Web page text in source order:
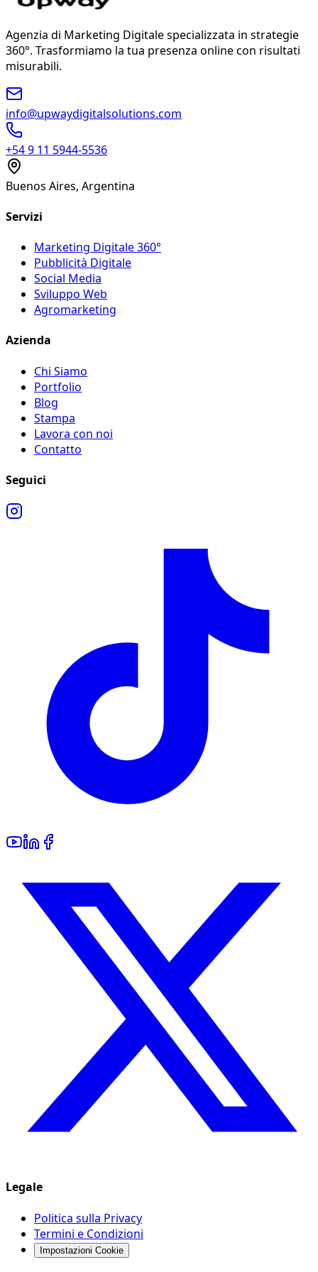
Vogliamo che resti con noi perché vedi risultati.
richieste, vendite, posizionamento e altro. Inoltre, ti
spieghiamo cosa è stato fatto, cosa sta funzionando
meglio e cosa aggiusteremo per continuare a
migliorare.
Agenzia di Marketing Digitale specializzata in strategie
360°. Trasformiamo la tua presenza online con risultati
misurabili.
info@upwaydigitalsolutions.com
+54 9 11 5944-5536
Buenos Aires, Argentina
Servizi
Marketing Digitale 360°
Pubblicità Digitale
Social Media
Sviluppo Web
Agromarketing
Azienda
Chi Siamo
Portfolio
Blog
Stampa
Lavora con noi
Contatto
Seguici
Legale
Politica sulla Privacy
Termini e Condizioni
Impostazioni Cookie